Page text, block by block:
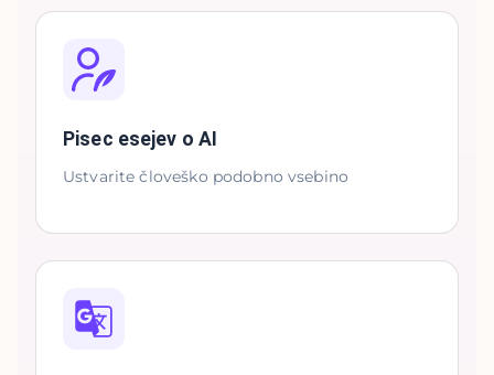
Pisec esejev o AI
Ustvarite človeško podobno vsebino